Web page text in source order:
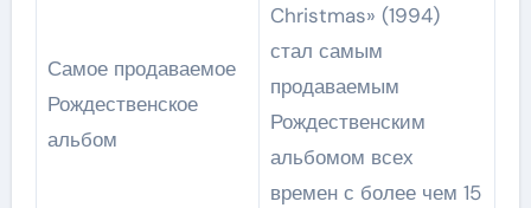
Самое продаваемое
Рождественское
альбом
Christmas» (1994)
стал самым
продаваемым
Рождественским
альбомом всех
времен с более чем 15